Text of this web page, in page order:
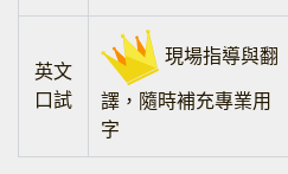
英文
口試
現場指導與翻
譯，隨時補充專業用
字